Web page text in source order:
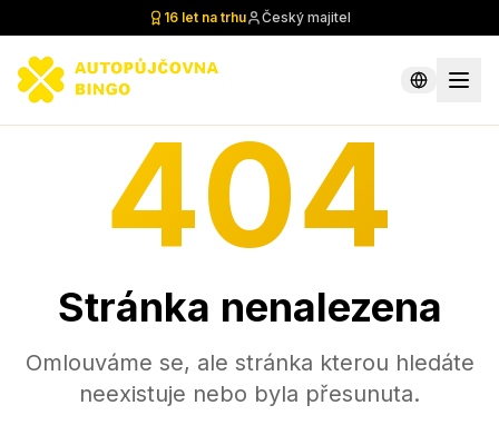
16 let na trhu Český majitel
404
Stránka nenalezena
Omlouváme se, ale stránka kterou hledáte
neexistuje nebo byla přesunuta.